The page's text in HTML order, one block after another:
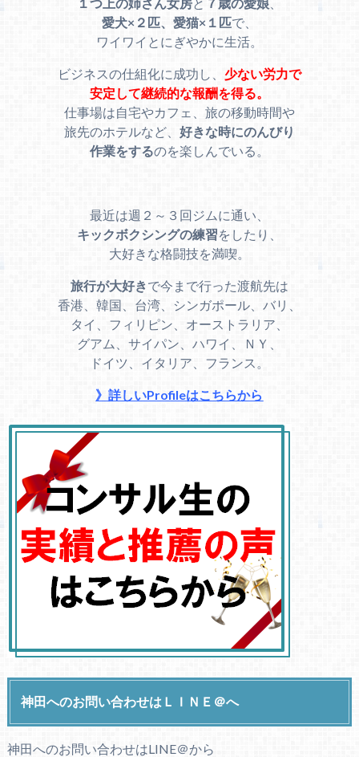
愛犬×２匹、愛猫×１匹で、
ワイワイとにぎやかに生活。
ビジネスの仕組化に成功し、 少ない労力で
安定して継続的な報酬を得る。
仕事場は自宅やカフェ、旅の移動時間や
旅先のホテルなど、 好きな時にのんびり
作業をするのを楽しんでいる。
最近は週２～３回ジムに通い、
キックボクシングの練習をしたり、
大好きな格闘技を満喫。
旅行が大好きで今まで行った渡航先は
香港、韓国、台湾、シンガポール、バリ、
タイ、フィリピン、オーストラリア、
グアム、サイパン、ハワイ、ＮＹ、
ドイツ、イタリア、フランス。
》詳しいProfileはこちらから
神田へのお問い合わせはＬＩＮＥ＠へ
神田へのお問い合わせはLINE＠から